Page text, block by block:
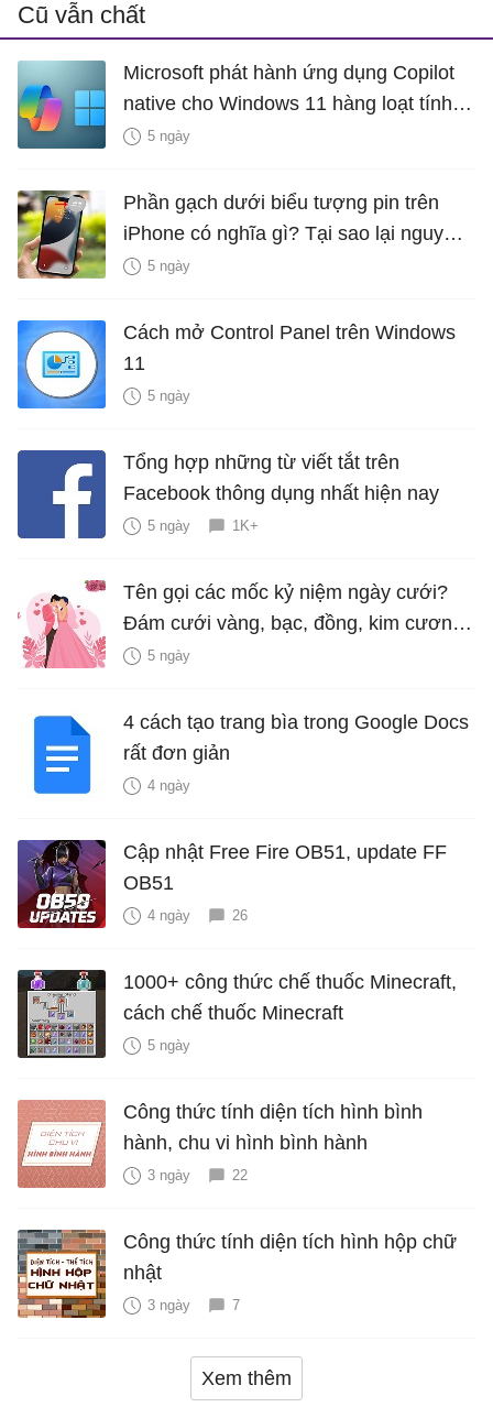
Cũ vẫn chất
Microsoft phát hành ứng dụng Copilot
native cho Windows 11 hàng loạt tính
năng mới Hữu Ích
5 ngày
Phần gạch dưới biểu tượng pin trên
iPhone có nghĩa gì? Tại sao lại nguy
hiểm?
5 ngày
Cách mở Control Panel trên Windows
11
5 ngày
Tổng hợp những từ viết tắt trên
Facebook thông dụng nhất hiện nay
5 ngày 1K+
Tên gọi các mốc kỷ niệm ngày cưới?
Đám cưới vàng, bạc, đồng, kim cương
là bao nhiêu năm?
5 ngày
4 cách tạo trang bìa trong Google Docs
rất đơn giản
4 ngày
Cập nhật Free Fire OB51, update FF
OB51
4 ngày 26
1000+ công thức chế thuốc Minecraft,
cách chế thuốc Minecraft
5 ngày
Công thức tính diện tích hình bình
hành, chu vi hình bình hành
3 ngày 22
Công thức tính diện tích hình hộp chữ
nhật
3 ngày 7
Xem thêm